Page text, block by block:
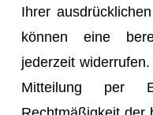
Ihrer
können eine
jederzeit
Mitteilung per